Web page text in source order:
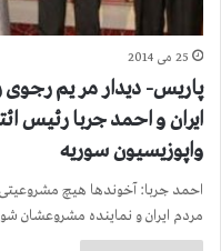
25 می 2014
پاریس- دیدار مر یم
ایران و احمد جربا رئیس
واپوزیسیون سوریه
احمد جربا: آخوندها هیچ
مردم ایران و نماینده مشروعشان